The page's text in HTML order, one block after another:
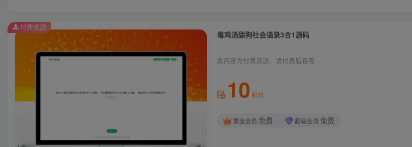
毒鸡汤舔狗社会语录3合1源码
此内容为付费资源，请付费后查看
10 积分
黄金会员 免费 超级会员 免费
付费资源